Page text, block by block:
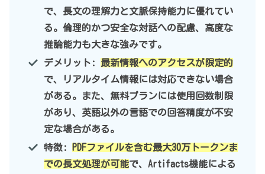
で、長文の理解力と文脈保持能力に優れてい
る。倫理的かつ安全な対話への配慮、高度な
推論能力も大きな強みです。
デメリット: 最新情報へのアクセスが限定的
で、リアルタイム情報には対応できない場合
がある。また、無料プランには使用回数制限
があり、英語以外の言語での回答精度が不安
定な場合がある。
特徴:
PDFファイルを含む最大30万トークンま
での長文処理が可能で、Artifacts機能による